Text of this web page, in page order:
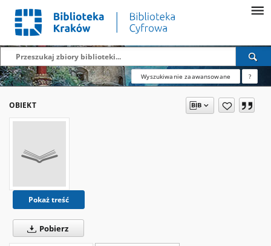
Wyszukiwanie zaawansowane ?
OBIEKT
Pokaż treść
Pobierz